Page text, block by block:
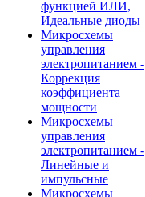
функцией ИЛИ,
Идеальные диоды
Микросхемы
управления
электропитанием -
Коррекция
коэффициента
мощности
Микросхемы
управления
электропитанием -
Линейные и
импульсные
Микросхемы